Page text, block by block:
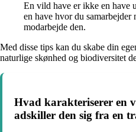
En vild have er ikke en have
en have hvor du samarbejder
modarbejde den.
Med disse tips kan du skabe din
naturlige skønhed og biodiversitet
Hvad karakteriserer en
adskiller den sig fra en